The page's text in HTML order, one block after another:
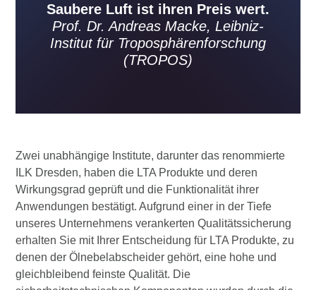
Saubere Luft ist ihren Preis wert.
Prof. Dr. Andreas Macke, Leibniz-
Institut für Troposphärenforschung
(TROPOS)
Zwei unabhängige Institute, darunter das renommierte
ILK Dresden, haben die LTA Produkte und deren
Wirkungsgrad geprüft und die Funktionalität ihrer
Anwendungen bestätigt. Aufgrund einer in der Tiefe
unseres Unternehmens verankerten Qualitätssicherung
erhalten Sie mit Ihrer Entscheidung für LTA Produkte, zu
denen der Ölnebelabscheider gehört, eine hohe und
gleichbleibend feinste Qualität. Die